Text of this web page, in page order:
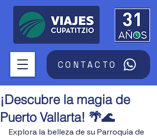
CONTACTO
¡Descubre la magia de
Puerto Vallarta! 🌴🌊
Explora la belleza de su Parroquia de